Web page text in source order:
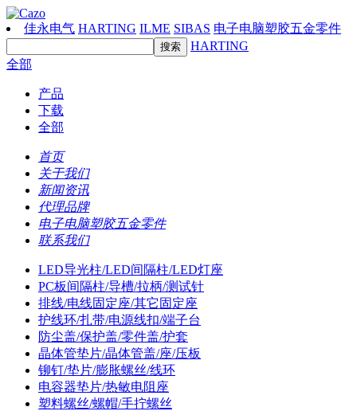
佳永电气 HARTING ILME SIBAS 电子电脑塑胶五金零件
HARTING
全部
产品
下载
全部
首页
关于我们
新闻资讯
代理品牌
电子电脑塑胶五金零件
联系我们
LED导光柱/LED间隔柱/LED灯座
PC板间隔柱/导槽/拉柄/测试针
排线/电线固定座/其它固定座
护线环/扎带/电源线扣/端子台
防尘盖/保护盖/零件盖/护套
晶体管垫片/晶体管盖/座/压板
铆钉/垫片/膨胀螺丝/线环
电容器垫片/热敏电阻座
塑料螺丝/螺帽/手拧螺丝